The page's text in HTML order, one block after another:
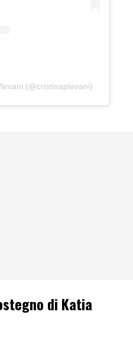
(@cristinaplevani)
di Katia